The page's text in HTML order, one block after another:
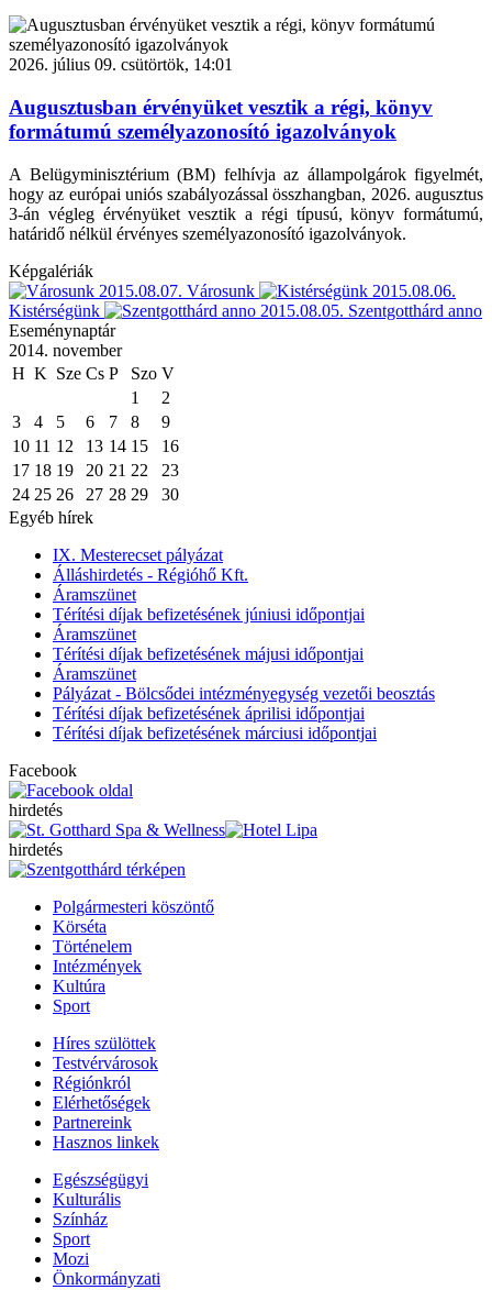
2026. július 09. csütörtök, 14:01
Augusztusban érvényüket vesztik a régi, könyv
formátumú személyazonosító igazolványok
A Belügyminisztérium (BM) felhívja az állampolgárok figyelmét,
hogy az európai uniós szabályozással összhangban, 2026. augusztus
3-án végleg érvényüket vesztik a régi típusú, könyv formátumú,
határidő nélkül érvényes személyazonosító igazolványok.
Képgalériák
2015.08.07. Városunk
2015.08.06.
Kistérségünk
2015.08.05. Szentgotthárd anno
Eseménynaptár
2014. november
H K Sze Cs P Szo V
1
2
3
4 5 6 7 8
9
10 11 12 13 14 15
16
17 18 19 20 21 22
23
24 25 26 27 28 29
30
Egyéb hírek
IX. Mesterecset pályázat
Álláshirdetés - Régióhő Kft.
Áramszünet
Térítési díjak befizetésének júniusi időpontjai
Áramszünet
Térítési díjak befizetésének májusi időpontjai
Áramszünet
Pályázat - Bölcsődei intézményegység vezetői beosztás
Térítési díjak befizetésének áprilisi időpontjai
Térítési díjak befizetésének márciusi időpontjai
Facebook
hirdetés
hirdetés
Polgármesteri köszöntő
Körséta
Történelem
Intézmények
Kultúra
Sport
Híres szülöttek
Testvérvárosok
Régiónkról
Elérhetőségek
Partnereink
Hasznos linkek
Egészségügyi
Kulturális
Színház
Sport
Mozi
Önkormányzati